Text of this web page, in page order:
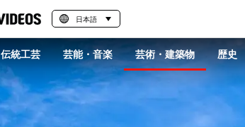
日本語
伝統工芸 芸能・音楽 芸術・建築物 歴史